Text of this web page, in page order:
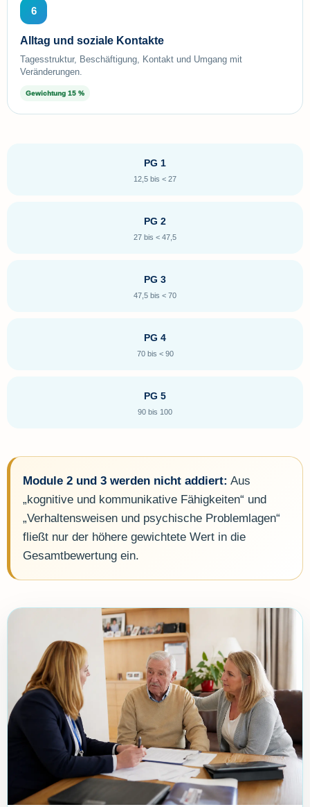
6
Alltag und soziale Kontakte
Tagesstruktur, Beschäftigung, Kontakt und Umgang mit
Veränderungen.
Gewichtung 15 %
PG 1
12,5 bis < 27
PG 2
27 bis < 47,5
PG 3
47,5 bis < 70
PG 4
70 bis < 90
PG 5
90 bis 100
Module 2 und 3 werden nicht addiert: Aus
„kognitive und kommunikative Fähigkeiten“ und
„Verhaltensweisen und psychische Problemlagen“
fließt nur der höhere gewichtete Wert in die
Gesamtbewertung ein.